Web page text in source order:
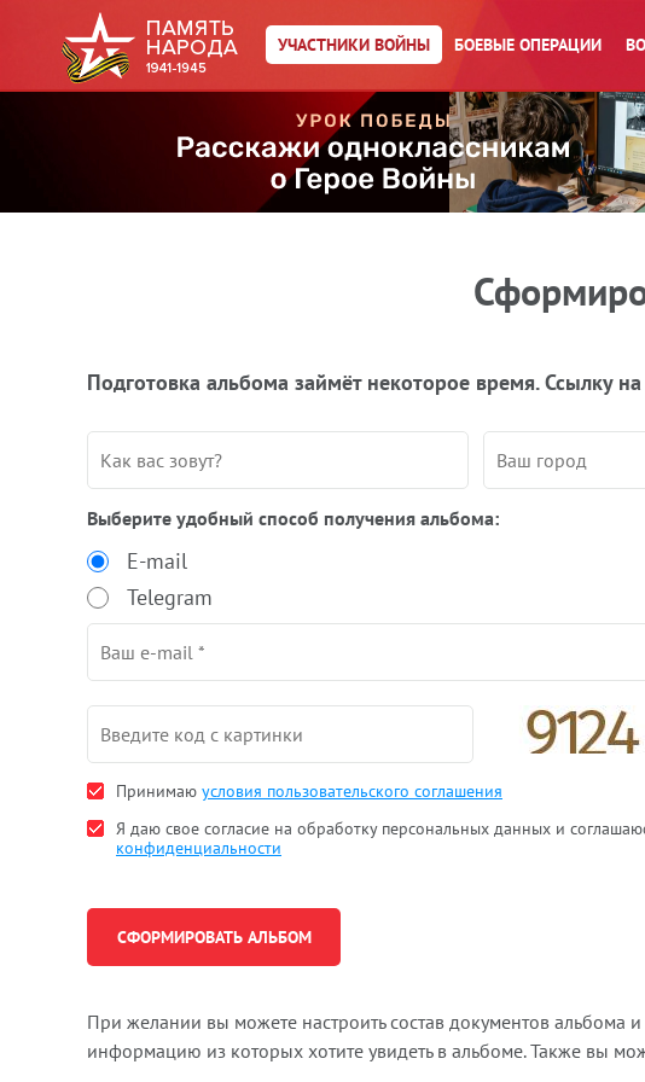
УЧАСТНИКИ ВОЙНЫ БОЕВЫЕ ОПЕРАЦИИ
Подготовка альбома займёт некоторое время. Ссылку
Выберите удобный способ получения альбома:
E-mail
Telegram
Принимаю условия пользовательского соглашения
Я даю свое согласие на обработку персональных данных и
конфиденциальности
При желании вы можете настроить состав документов
информацию из которых хотите увидеть в альбоме. Также вы